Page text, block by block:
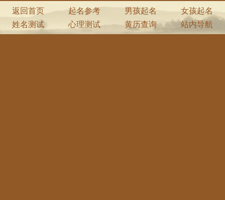
返回首页 起名参考 男孩起名
女孩起名
姓名测试
心理测试 黄历查询 站内导航